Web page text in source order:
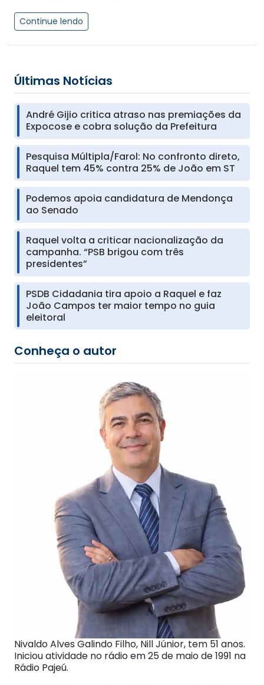
Continue lendo
Últimas Notícias
André Gijio critica atraso nas premiações da
Expocose e cobra solução da Prefeitura
Pesquisa Múltipla/Farol: No confronto direto,
Raquel tem 45% contra 25% de João em ST
Podemos apoia candidatura de Mendonça
ao Senado
Raquel volta a criticar nacionalização da
campanha. “PSB brigou com três
presidentes”
PSDB Cidadania tira apoio a Raquel e faz
João Campos ter maior tempo no guia
eleitoral
Conheça o autor
Nivaldo Alves Galindo Filho, Nill Júnior, tem 51 anos.
Iniciou atividade no rádio em 25 de maio de 1991 na
Rádio Pajeú.